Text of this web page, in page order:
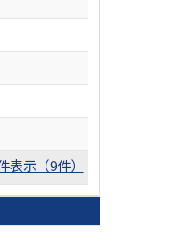
表示（9件）